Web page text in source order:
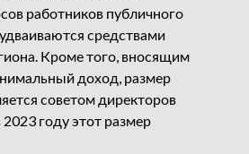
работников публичного
средствами
Кроме того, вносящим
доход, размер
советом директоров
году этот размер